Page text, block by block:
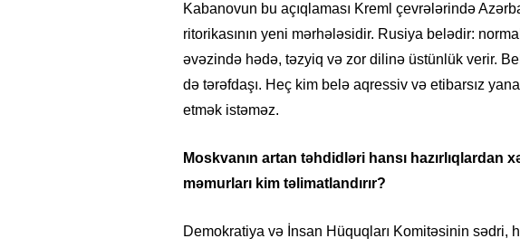
Kabanovun bu açıqlaması Kreml çevrələrində
ritorikasının yeni mərhələsidir. Rusiya belədir:
əvəzində hədə, təzyiq və zor dilinə üstünlük verir.
də tərəfdaşı. Heç kim belə aqressiv və etibarsız
etmək istəməz.
Moskvanın artan təhdidləri hansı hazırlıqlardan
məmurları kim təlimatlandırır?
Demokratiya və İnsan Hüquqları Komitəsinin sədri,